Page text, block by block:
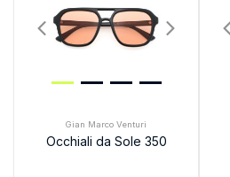
Gian Marco Venturi
Occhiali da Sole 350